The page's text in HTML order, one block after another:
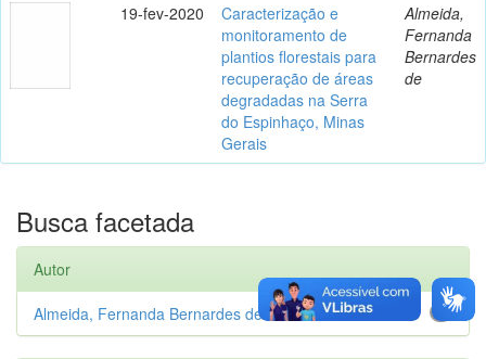
19-fev-2020
Caracterização e
monitoramento de
plantios florestais para
recuperação de áreas
degradadas na Serra
do Espinhaço, Minas
Gerais
Almeida,
Fernanda
Bernardes
de
Busca facetada
Autor
1
Almeida, Fernanda Bernardes de